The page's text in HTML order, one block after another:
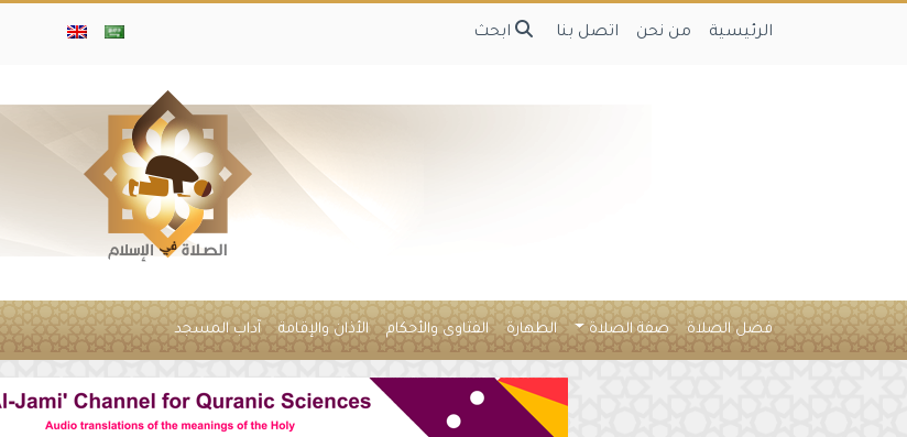
الرئيسية من نحن اتصل بنا ابحث
فضل الصلاة صفة الصلاة الطهارة الفتاوى والأحكام الأذان والإقامة آداب المسجد